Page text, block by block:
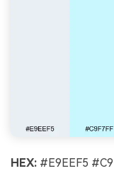
HEX: #E9EEF5